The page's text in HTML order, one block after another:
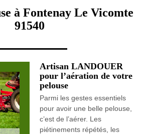
à Fontenay Le Vicomte
91540
Artisan LANDOUER
pour l’aération de votre
pelouse
Parmi les gestes essentiels
pour avoir une belle pelouse,
c’est de l’aérer. Les
piétinements répétés, les